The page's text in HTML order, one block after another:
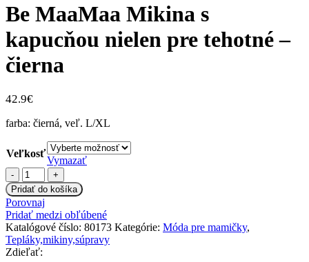
Be MaaMaa Mikina s
kapucňou nielen pre tehotné –
čierna
42.9€
farba: čierná, veľ. L/XL
Veľkosť
Vymazať
množstvo
Be
MaaMaa
Mikina
s
kapucňou
nielen
Pridať do košíka
Porovnaj
Pridať medzi obľúbené
Katalógové číslo: 80173 Kategórie: Móda pre mamičky,
Tepláky,mikiny,súpravy
Zdieľať: